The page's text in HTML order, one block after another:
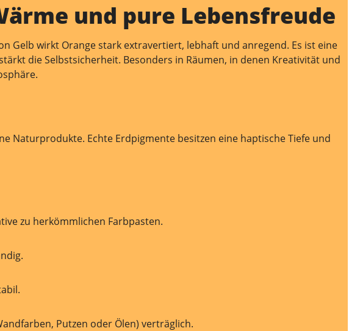
und pure Lebensfreude
Gelb wirkt Orange stark extravertiert, lebhaft und anregend. Es ist eine
die Selbstsicherheit. Besonders in Räumen, in denen Kreativität und
Naturprodukte. Echte Erdpigmente besitzen eine haptische Tiefe und
zu herkömmlichen Farbpasten.
Putzen oder Ölen) verträglich.